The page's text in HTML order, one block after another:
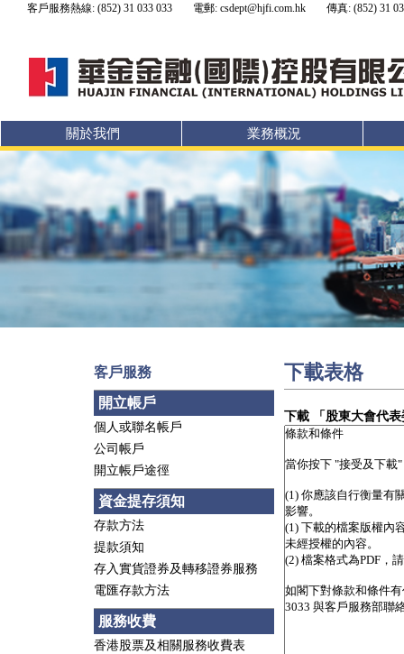
客戶服務熱線: (852) 31 033 033 電郵: csdept@hjfi.com.hk 傳真: (852) 31
關於我們 業務概況
客戶服務
開立帳戶
個人或聯名帳戶
公司帳戶
開立帳戶途徑
資金提存須知
存款方法
提款須知
存入實貨證券及轉移證券服務
電匯存款方法
服務收費
香港股票及相關服務收費表
下載表格
下載 「股東大會代